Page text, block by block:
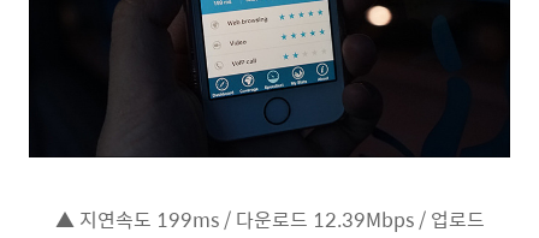
▲ 지연속도 199ms / 다운로드 12.39Mbps / 업로드